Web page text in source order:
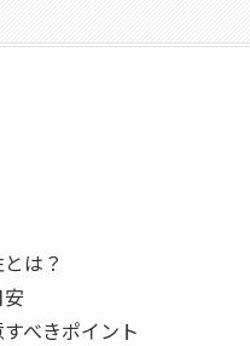
は？
べきポイント